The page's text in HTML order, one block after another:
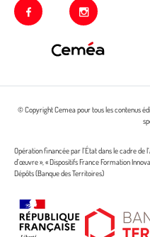
facebook instagram
© Copyright Cemea pour tous les contenus
Opération financée par l’État dans le cadre de
d’œuvre », « Dispositifs France Formation
Dépôts (Banque des Territoires)